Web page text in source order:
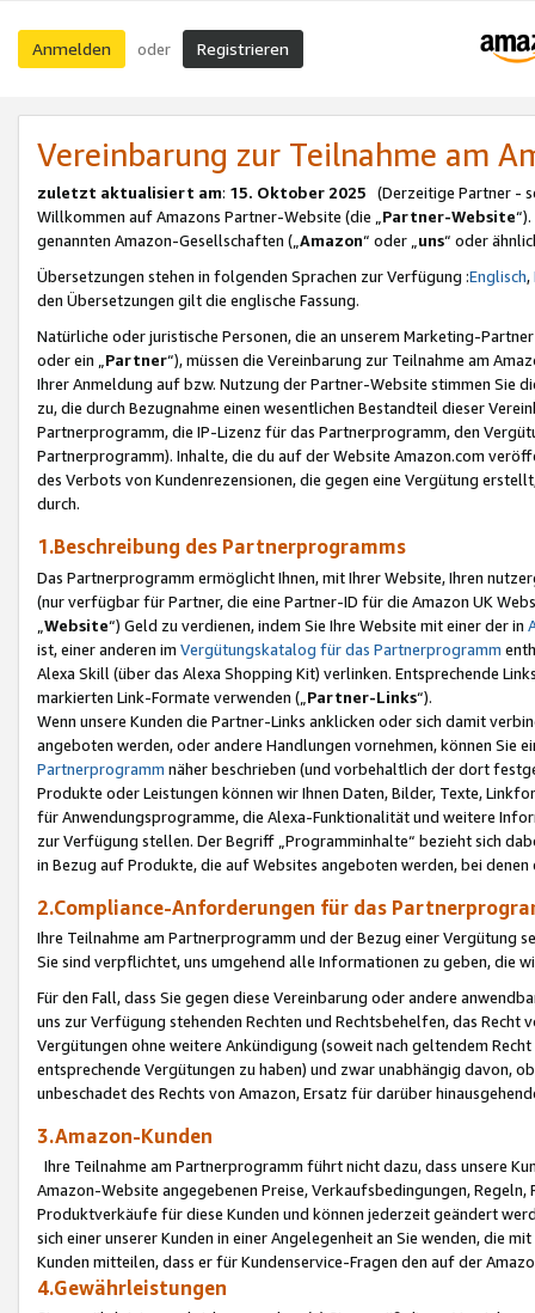
Anmelden oder Registrieren
Vereinbarung zur Teilnahme am
zuletzt aktualisiert am: 15. Oktober 2025 (Derzeitige Partner -
Willkommen auf Amazons Partner-Website (die „Partner-Website
genannten Amazon-Gesellschaften („Amazon“ oder „uns“ oder
Übersetzungen stehen in folgenden Sprachen zur Verfügung :Englisch,
den Übersetzungen gilt die englische Fassung.
Natürliche oder juristische Personen, die an unserem Marketing-
oder ein „Partner“), müssen die Vereinbarung zur Teilnahme am
Ihrer Anmeldung auf bzw. Nutzung der Partner-Website stimmen Sie
zu, die durch Bezugnahme einen wesentlichen Bestandteil dieser
Partnerprogramm, die IP-Lizenz für das Partnerprogramm, den
Partnerprogramm). Inhalte, die du auf der Website Amazon.com
des Verbots von Kundenrezensionen, die gegen eine Vergütung
durch.
1.Beschreibung des Partnerprogramms
Das Partnerprogramm ermöglicht Ihnen, mit Ihrer Website, Ihren
(nur verfügbar für Partner, die eine Partner-ID für die Amazon UK
Website“) Geld zu verdienen, indem Sie Ihre Website mit einer der in
ist, einer anderen im Vergütungskatalog für das Partnerprogramm
Alexa Skill (über das Alexa Shopping Kit) verlinken. Entsprechende
markierten Link-Formate verwenden („ Partner-Links“).
Wenn unsere Kunden die Partner-Links anklicken oder sich damit
angeboten werden, oder andere Handlungen vornehmen, können Sie
Partnerprogramm näher beschrieben (und vorbehaltlich der dort
Produkte oder Leistungen können wir Ihnen Daten, Bilder, Texte,
für Anwendungsprogramme, die Alexa-Funktionalität und weitere
zur Verfügung stellen. Der Begriff „Programminhalte“ bezieht sich
in Bezug auf Produkte, die auf Websites angeboten werden, bei
2.Compliance-Anforderungen für das
Ihre Teilnahme am Partnerprogramm und der Bezug einer Vergütung
Sie sind verpflichtet, uns umgehend alle Informationen zu geben, die
Für den Fall, dass Sie gegen diese Vereinbarung oder andere
uns zur Verfügung stehenden Rechten und Rechtsbehelfen, das
Vergütungen ohne weitere Ankündigung (soweit nach geltendem
entsprechende Vergütungen zu haben) und zwar unabhängig davon,
unbeschadet des Rechts von Amazon, Ersatz für darüber
3.Amazon-Kunden
Ihre Teilnahme am Partnerprogramm führt nicht dazu, dass unsere
Amazon-Website angegebenen Preise, Verkaufsbedingungen,
Produktverkäufe für diese Kunden und können jederzeit geändert
sich einer unserer Kunden in einer Angelegenheit an Sie wenden, die
Kunden mitteilen, dass er für Kundenservice-Fragen den auf der
4.Gewährleistungen